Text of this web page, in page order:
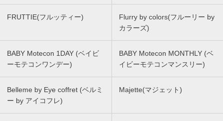
FRUTTIE(フルッティー)
Flurry by colors(フルーリー by
カラーズ)
BABY Motecon 1DAY (ベイビ
ーモテコンワンデー)
BABY Motecon MONTHLY (ベ
イビーモテコンマンスリー)
Belleme by Eye coffret (ベルミ
ー by アイコフレ)
Majette(マジェット)